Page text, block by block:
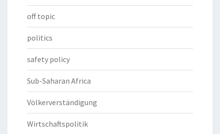
off topic
politics
safety policy
Sub-Saharan Africa
Völkerverständigung
Wirtschaftspolitik